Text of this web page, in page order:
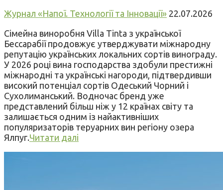
Журнал «Напої. Технології та Інновації» 22.07.2026
Сімейна виноробня Villa Tinta з української
Бессарабії продовжує утверджувати міжнародну
репутацію українських локальних сортів винограду.
У 2026 році вина господарства здобули престижні
міжнародні та українські нагороди, підтвердивши
високий потенціал сортів Одеський Чорний і
Сухолиманський. Водночас бренд уже
представлений більш ніж у 12 країнах світу та
залишається одним із найактивніших
популяризаторів теруарних вин регіону озера
Ялпуг.Читати далі